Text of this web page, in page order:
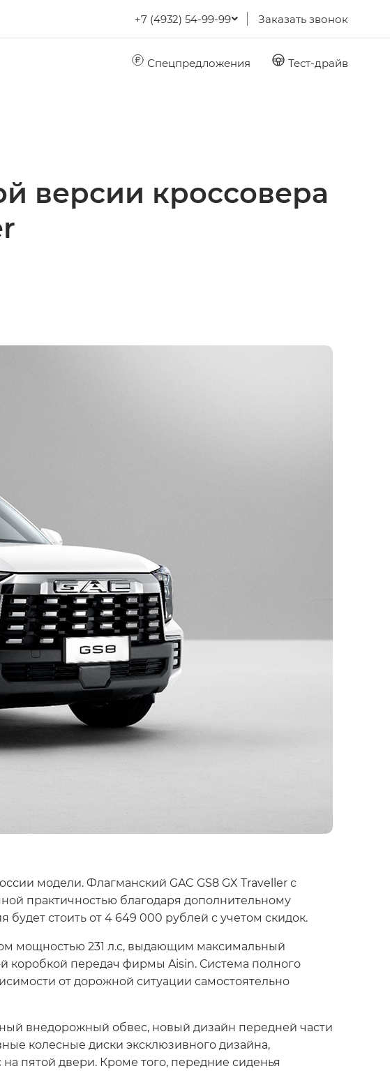
+7 (4932) 54-99-99 Заказать звонок
Спецпредложения Тест-драйв
версии кроссовера
модели. Флагманский GAC GS8 GX Travellerс
практичностью благодаря дополнительному
стоить от4 649 000 рублей с учетом скидок.
мощностью 231 л.с, выдающим максимальный
коробкой передач фирмы Aisin. Система полного
от дорожной ситуации самостоятельно
внедорожный обвес, новый дизайн передней части
колесные диски эксклюзивного дизайна,
пятой двери. Кроме того, передние сиденья